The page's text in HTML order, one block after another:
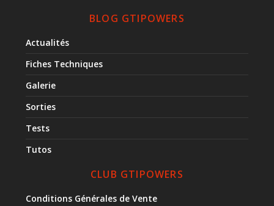
BLOG GTIPOWERS
Actualités
Fiches Techniques
Galerie
Sorties
Tests
Tutos
CLUB GTIPOWERS
Conditions Générales de Vente